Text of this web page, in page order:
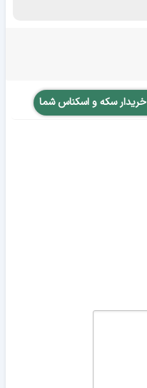
خریدار سکه و اسکناس شما